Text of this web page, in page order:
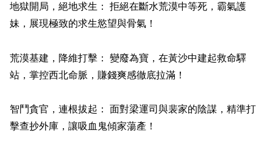
地獄開局，絕地求生： 拒絕在斷水荒漠中等死，霸氣護
妹，展現極致的求生慾望與骨氣！
荒漠基建，降維打擊： 變廢為寶，在黃沙中建起救命驛
站，掌控西北命脈，賺錢爽感徹底拉滿！
智鬥貪官，連根拔起： 面對梁運司與裴家的陰謀，精準打
擊查抄外庫，讓吸血鬼傾家蕩產！